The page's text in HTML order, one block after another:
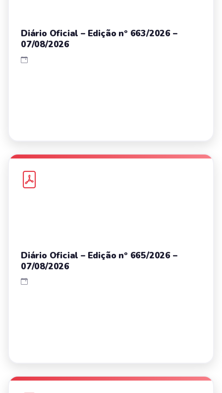
Diário Oficial – Edição nº 663/2026 –
07/08/2026
Diário Oficial – Edição nº 665/2026 –
07/08/2026